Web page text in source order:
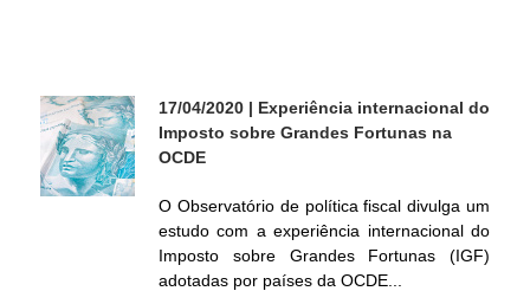
17/04/2020 | Experiência internacional do
Imposto sobre Grandes Fortunas na
OCDE
O Observatório de política fiscal divulga um
estudo com a experiência internacional do
Imposto sobre Grandes Fortunas (IGF)
adotadas por países da OCDE...